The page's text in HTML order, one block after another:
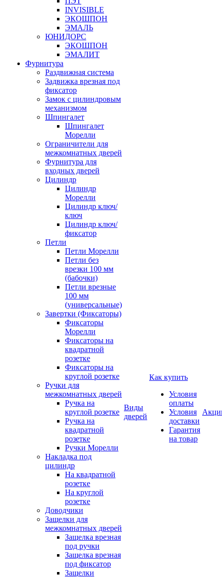
INVISIBLE
ЭКОШПОН
ЭМАЛЬ
ЮНИДОРС
ЭКОШПОН
ЭМАЛИТ
Фурнитура
Раздвижная система
Задвижка врезная под
фиксатор
Замок с цилиндровым
механизмом
Шпингалет
Шпингалет
Морелли
Ограничители для
межкомнатных дверей
Фурнитура для
входных дверей
Цилиндр
Цилиндр
Морелли
Цилиндр ключ/
ключ
Цилиндр ключ/
фиксатор
Петли
Петли Морелли
Петли без
врезки 100 мм
(бабочки)
Петли врезные
100 мм
(универсальные)
Завертки (Фиксаторы)
Фиксаторы
Морелли
Фиксаторы на
квадратной
розетке
Фиксаторы на
круглой розетке
Ручки для
межкомнатных дверей
Ручка на
круглой розетке
Ручка на
квадратной
розетке
Ручки Морелли
Накладка под
цилиндр
На квадратной
розетке
На круглой
розетке
Доводчики
Защелки для
межкомнатных дверей
Защелка врезная
под ручки
Защелка врезная
под фиксатор
Защелки
Виды
дверей
Как купить
Условия
оплаты
Условия
доставки
Гарантия
на товар